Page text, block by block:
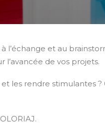
l’échange et au
de vos projets.
les rendre stimulantes ?